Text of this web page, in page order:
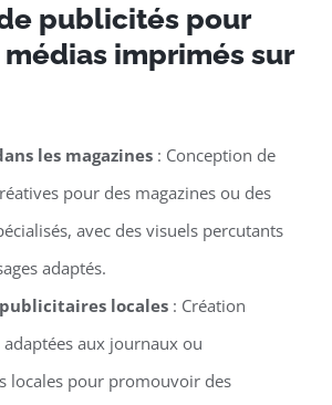
publicités pour
imprimés sur
les magazines: Conception de
pour des magazines ou des
avec des visuels percutants
adaptés.
locales: Création
adaptées aux journaux ou
locales pour promouvoir des